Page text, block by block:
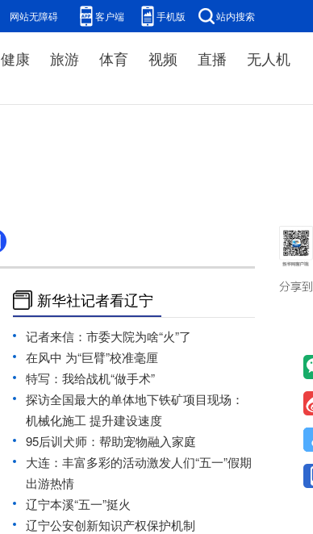
网站无障碍 客户端 手机版 站内搜索
健康 旅游 体育 视频 直播 无人机
新华社记者看辽宁
记者来信：市委大院为啥“火”了
在风中 为“巨臂”校准毫厘
特写：我给战机“做手术”
探访全国最大的单体地下铁矿项目现场：
机械化施工 提升建设速度
95后训犬师：帮助宠物融入家庭
大连：丰富多彩的活动激发人们“五一”假期
出游热情
辽宁本溪“五一”挺火
辽宁公安创新知识产权保护机制